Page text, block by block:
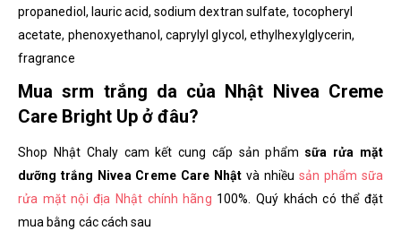
propanediol, lauric acid, sodium dextran sulfate, tocopheryl
acetate, phenoxyethanol, caprylyl glycol, ethylhexylglycerin,
fragrance
Mua srm trắng da của Nhật Nivea Creme
Care Bright Up ở đâu?
Shop Nhật Chaly cam kết cung cấp sản phẩm sữa rửa mặt
dưỡng trắng Nivea Creme Care Nhậtvà nhiều sản phẩm sữa
rửa mặt nội địa Nhật chính hãng 100%. Quý khách có thể đặt
mua bằng các cách sau